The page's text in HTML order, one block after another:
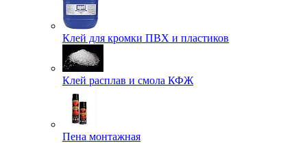
Клей для кромки ПВХ и пластиков
Клей расплав и смола КФЖ
Пена монтажная